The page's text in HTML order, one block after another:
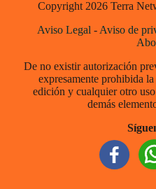
Copyright 2026 Terra
Aviso Legal - Aviso de
De no existir autorización
expresamente prohibida
edición y cualquier otro
demás